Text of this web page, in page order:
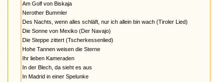
Am Golf von Biskaja
Nerother Bummler
Des Nachts, wenn alles schläft, nur ich allein bin wach (Tiroler Lied)
Die Sonne von Mexiko (Der Navajo)
Die Steppe zittert (Tscherkessenlied)
Hohe Tannen weisen die Sterne
Ihr lieben Kameraden
In der Blech, da sieht es aus
In Madrid in einer Spelunke